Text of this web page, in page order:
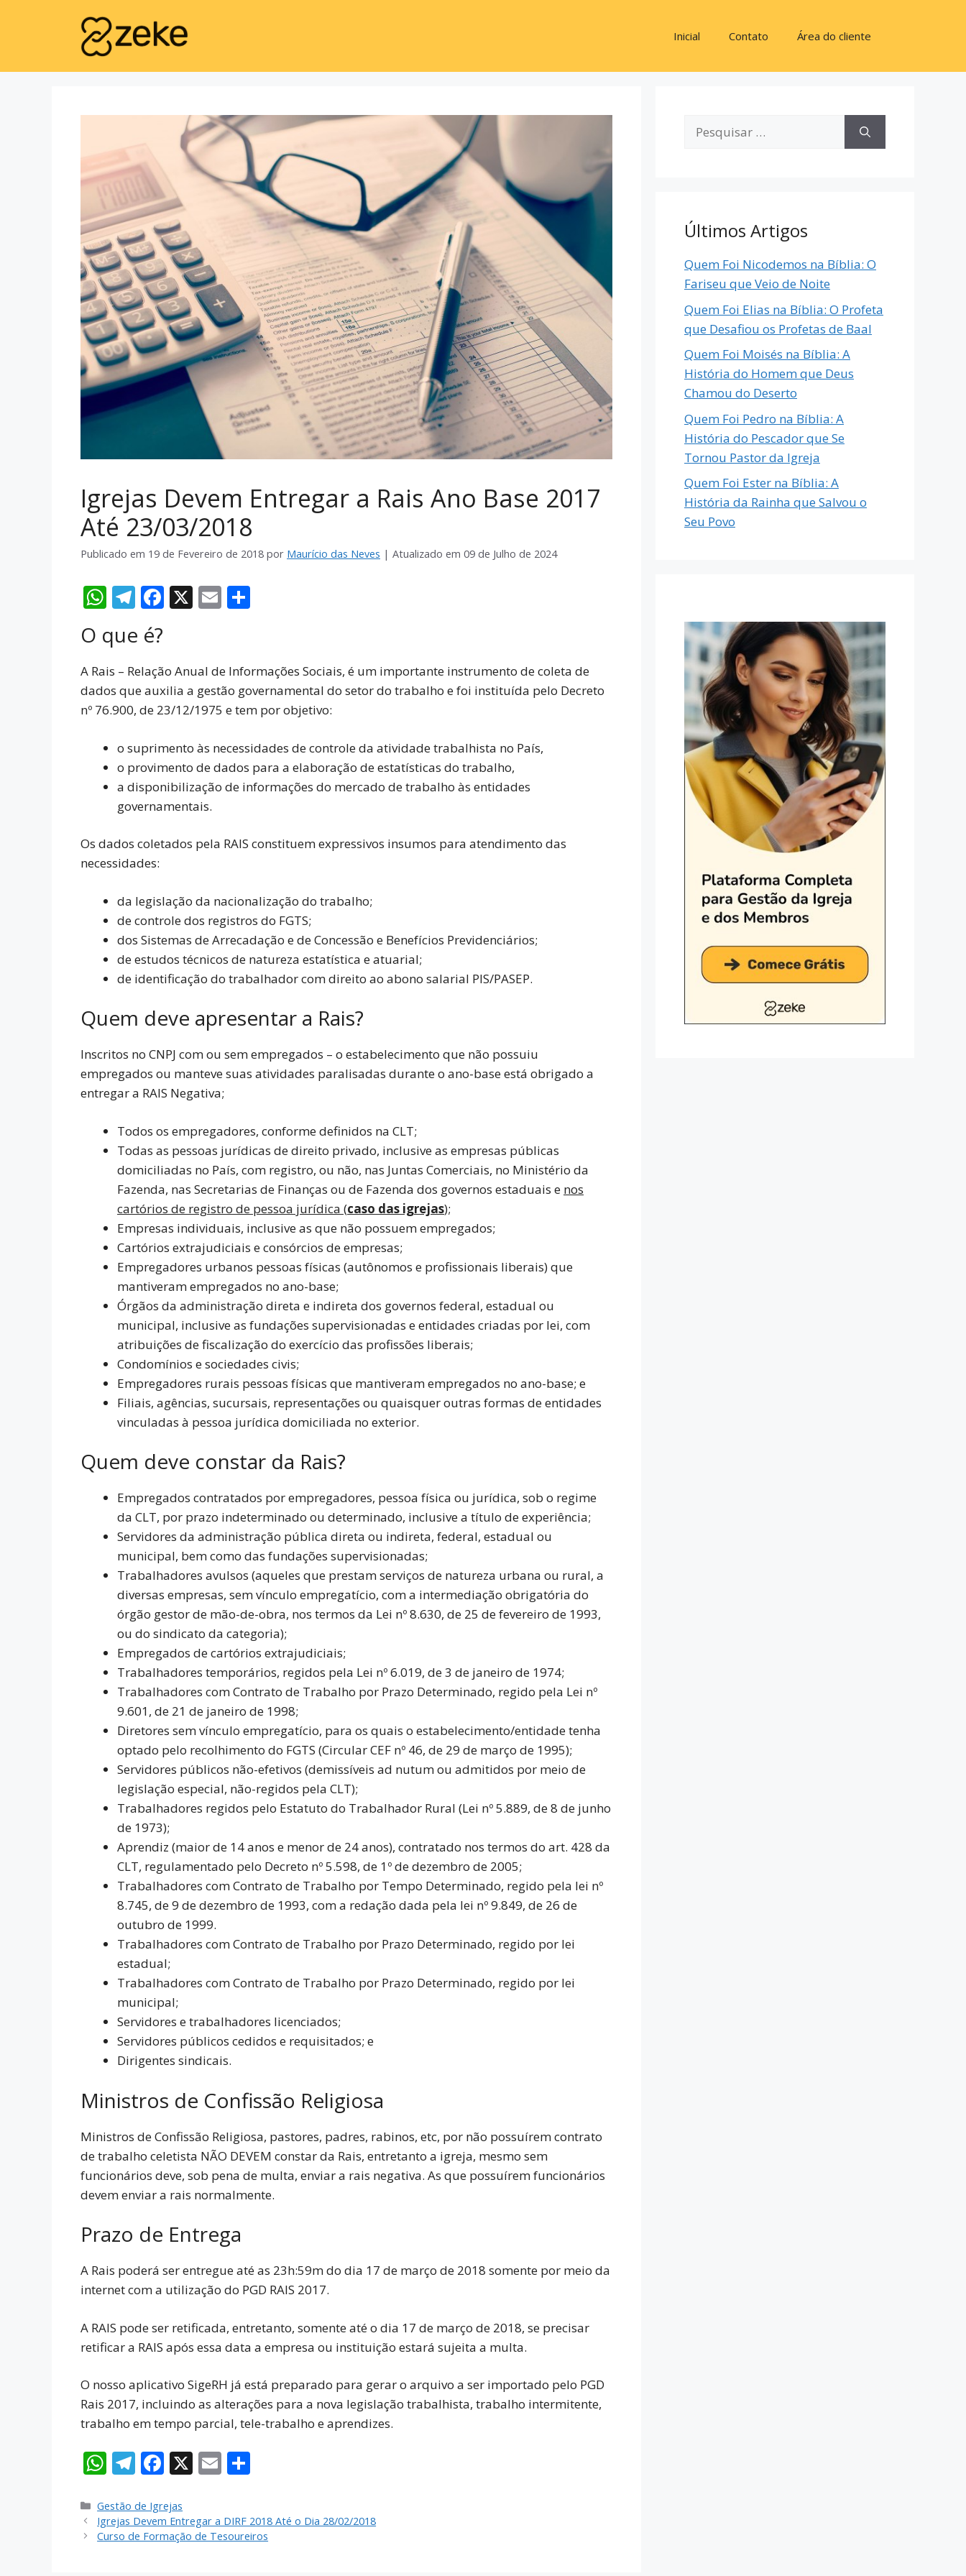
Inicial Contato Área do cliente
Igrejas Devem Entregar a Rais Ano Base 2017
Até 23/03/2018
Publicado em 19 de Fevereiro de 2018 por Maurício das Neves | Atualizado em 09 de Julho de 2024
W
at
s
A
p
T
el
e
gr
a
m
F
b
o
o
X E
l e
O que é?
A Rais – Relação Anual de Informações Sociais, é um importante instrumento de coleta de
dados que auxilia a gestão governamental do setor do trabalho e foi instituída pelo Decreto
nº 76.900, de 23/12/1975 e tem por objetivo:
o suprimento às necessidades de controle da atividade trabalhista no País,
o provimento de dados para a elaboração de estatísticas do trabalho,
a disponibilização de informações do mercado de trabalho às entidades
governamentais.
Os dados coletados pela RAIS constituem expressivos insumos para atendimento das
necessidades:
da legislação da nacionalização do trabalho;
de controle dos registros do FGTS;
dos Sistemas de Arrecadação e de Concessão e Benefícios Previdenciários;
de estudos técnicos de natureza estatística e atuarial;
de identificação do trabalhador com direito ao abono salarial PIS/PASEP.
Quem deve apresentar a Rais?
Inscritos no CNPJ com ou sem empregados – o estabelecimento que não possuiu
empregados ou manteve suas atividades paralisadas durante o ano-base está obrigado a
entregar a RAIS Negativa;
Todos os empregadores, conforme definidos na CLT;
Todas as pessoas jurídicas de direito privado, inclusive as empresas públicas
domiciliadas no País, com registro, ou não, nas Juntas Comerciais, no Ministério da
Fazenda, nas Secretarias de Finanças ou de Fazenda dos governos estaduais e nos
cartórios de registro de pessoa jurídica (caso das igrejas);
Empresas individuais, inclusive as que não possuem empregados;
Cartórios extrajudiciais e consórcios de empresas;
Empregadores urbanos pessoas físicas (autônomos e profissionais liberais) que
mantiveram empregados no ano-base;
Órgãos da administração direta e indireta dos governos federal, estadual ou
municipal, inclusive as fundações supervisionadas e entidades criadas por lei, com
atribuições de fiscalização do exercício das profissões liberais;
Condomínios e sociedades civis;
Empregadores rurais pessoas físicas que mantiveram empregados no ano-base; e
Filiais, agências, sucursais, representações ou quaisquer outras formas de entidades
vinculadas à pessoa jurídica domiciliada no exterior.
Quem deve constar da Rais?
Empregados contratados por empregadores, pessoa física ou jurídica, sob o regime
da CLT, por prazo indeterminado ou determinado, inclusive a título de experiência;
Servidores da administração pública direta ou indireta, federal, estadual ou
municipal, bem como das fundações supervisionadas;
Trabalhadores avulsos (aqueles que prestam serviços de natureza urbana ou rural, a
diversas empresas, sem vínculo empregatício, com a intermediação obrigatória do
órgão gestor de mão-de-obra, nos termos da Lei nº 8.630, de 25 de fevereiro de 1993,
ou do sindicato da categoria);
Empregados de cartórios extrajudiciais;
Trabalhadores temporários, regidos pela Lei nº 6.019, de 3 de janeiro de 1974;
Trabalhadores com Contrato de Trabalho por Prazo Determinado, regido pela Lei nº
9.601, de 21 de janeiro de 1998;
Diretores sem vínculo empregatício, para os quais o estabelecimento/entidade tenha
optado pelo recolhimento do FGTS (Circular CEF nº 46, de 29 de março de 1995);
Servidores públicos não-efetivos (demissíveis ad nutum ou admitidos por meio de
legislação especial, não-regidos pela CLT);
Trabalhadores regidos pelo Estatuto do Trabalhador Rural (Lei nº 5.889, de 8 de junho
de 1973);
Aprendiz (maior de 14 anos e menor de 24 anos), contratado nos termos do art. 428 da
CLT, regulamentado pelo Decreto nº 5.598, de 1º de dezembro de 2005;
Trabalhadores com Contrato de Trabalho por Tempo Determinado, regido pela lei nº
8.745, de 9 de dezembro de 1993, com a redação dada pela lei nº 9.849, de 26 de
outubro de 1999.
Trabalhadores com Contrato de Trabalho por Prazo Determinado, regido por lei
estadual;
Trabalhadores com Contrato de Trabalho por Prazo Determinado, regido por lei
municipal;
Servidores e trabalhadores licenciados;
Servidores públicos cedidos e requisitados; e
Dirigentes sindicais.
Ministros de Confissão Religiosa
Ministros de Confissão Religiosa, pastores, padres, rabinos, etc, por não possuírem contrato
de trabalho celetista NÃO DEVEM constar da Rais, entretanto a igreja, mesmo sem
funcionários deve, sob pena de multa, enviar a rais negativa. As que possuírem funcionários
devem enviar a rais normalmente.
Prazo de Entrega
A Rais poderá ser entregue até as 23h:59m do dia 17 de março de 2018 somente por meio da
internet com a utilização do PGD RAIS 2017.
A RAIS pode ser retificada, entretanto, somente até o dia 17 de março de 2018, se precisar
retificar a RAIS após essa data a empresa ou instituição estará sujeita a multa.
O nosso aplicativo SigeRH já está preparado para gerar o arquivo a ser importado pelo PGD
Rais 2017, incluindo as alterações para a nova legislação trabalhista, trabalho intermitente,
trabalho em tempo parcial, tele-trabalho e aprendizes.
W
at
s
T
e
gr
F
e
b
X E
l e
Gestão de Igrejas
Igrejas Devem Entregar a DIRF 2018 Até o Dia 28/02/2018
Curso de Formação de Tesoureiros
Últimos Artigos
Quem Foi Nicodemos na Bíblia: O
Fariseu que Veio de Noite
Quem Foi Elias na Bíblia: O Profeta
que Desafiou os Profetas de Baal
Quem Foi Moisés na Bíblia: A
História do Homem que Deus
Chamou do Deserto
Quem Foi Pedro na Bíblia: A
História do Pescador que Se
Tornou Pastor da Igreja
Quem Foi Ester na Bíblia: A
História da Rainha que Salvou o
Seu Povo